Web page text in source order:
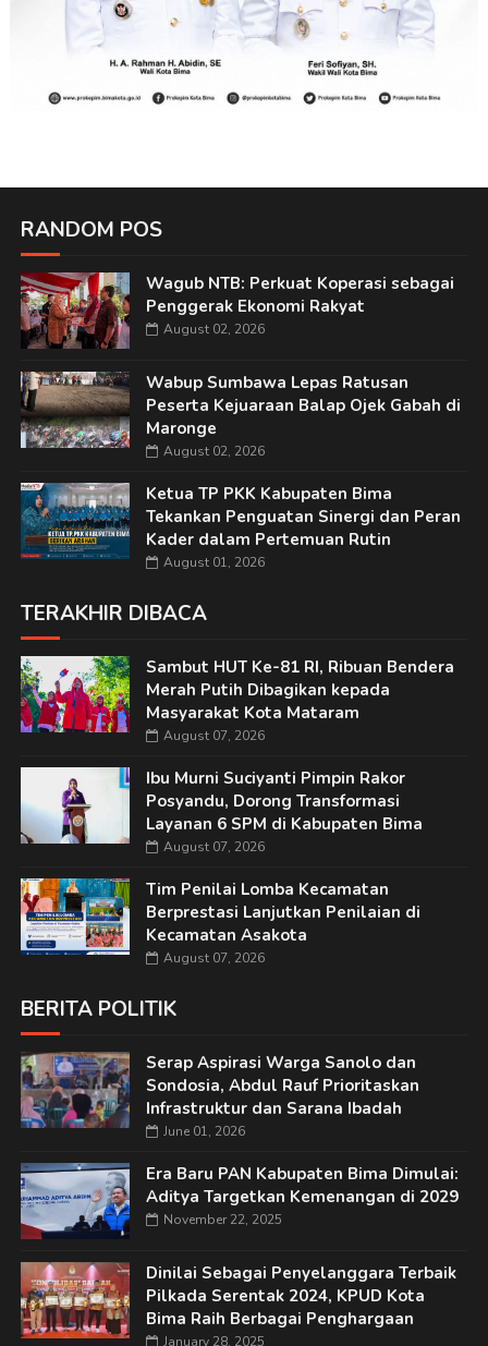
RANDOM POS
Wagub NTB: Perkuat Koperasi sebagai
Penggerak Ekonomi Rakyat
August 02, 2026
Wabup Sumbawa Lepas Ratusan
Peserta Kejuaraan Balap Ojek Gabah di
Maronge
August 02, 2026
Ketua TP PKK Kabupaten Bima
Tekankan Penguatan Sinergi dan Peran
Kader dalam Pertemuan Rutin
August 01, 2026
TERAKHIR DIBACA
Sambut HUT Ke-81 RI, Ribuan Bendera
Merah Putih Dibagikan kepada
Masyarakat Kota Mataram
August 07, 2026
Ibu Murni Suciyanti Pimpin Rakor
Posyandu, Dorong Transformasi
Layanan 6 SPM di Kabupaten Bima
August 07, 2026
Tim Penilai Lomba Kecamatan
Berprestasi Lanjutkan Penilaian di
Kecamatan Asakota
August 07, 2026
BERITA POLITIK
Serap Aspirasi Warga Sanolo dan
Sondosia, Abdul Rauf Prioritaskan
Infrastruktur dan Sarana Ibadah
June 01, 2026
Era Baru PAN Kabupaten Bima Dimulai:
Aditya Targetkan Kemenangan di 2029
November 22, 2025
Dinilai Sebagai Penyelanggara Terbaik
Pilkada Serentak 2024, KPUD Kota
Bima Raih Berbagai Penghargaan
January 28, 2025